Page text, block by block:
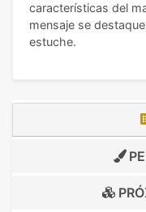
características del
mensaje se
estuche.